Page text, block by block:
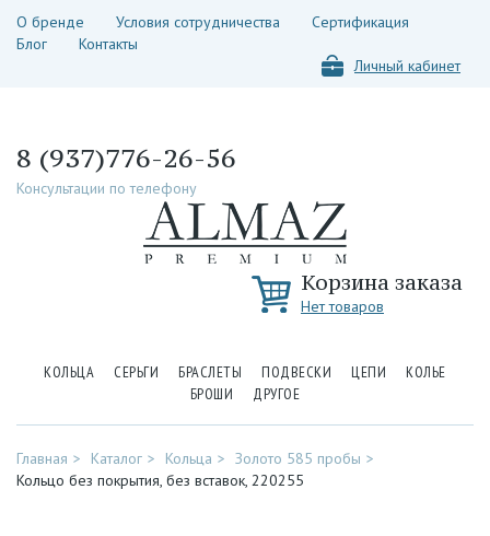
О бренде Условия сотрудничества
Сертификация
Блог
Контакты
Личный кабинет
8 (937)776-26-56
Консультации по телефону
Корзина заказа
Нет товаров
КОЛЬЦА СЕРЬГИ БРАСЛЕТЫ ПОДВЕСКИ ЦЕПИ
КОЛЬЕ
БРОШИ
ДРУГОЕ
Главная Каталог Кольца
Золото 585 пробы
Кольцо без покрытия, без вставок, 220255